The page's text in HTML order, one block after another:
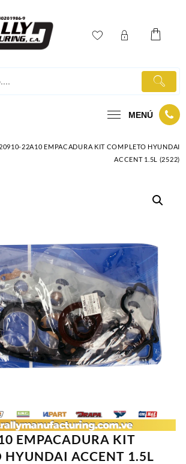
MENÚ
20910-22A10 EMPACADURA KIT COMPLETO HYUNDAI
ACCENT 1.5L (2522)
EMPACADURA KIT
HYUNDAI ACCENT 1.5L